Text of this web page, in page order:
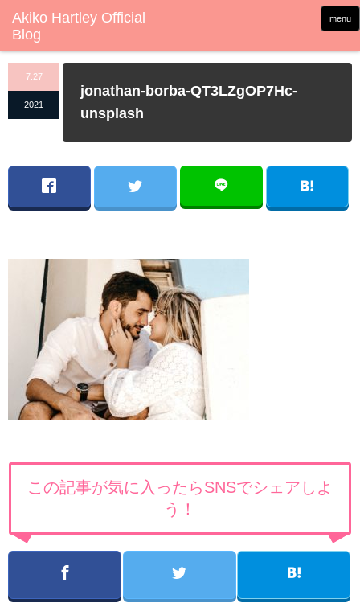
menu
7.27
2021
jonathan-borba-QT3LZgOP7Hc-
unsplash
この記事が気に入ったらSNSでシェアしよ
う！